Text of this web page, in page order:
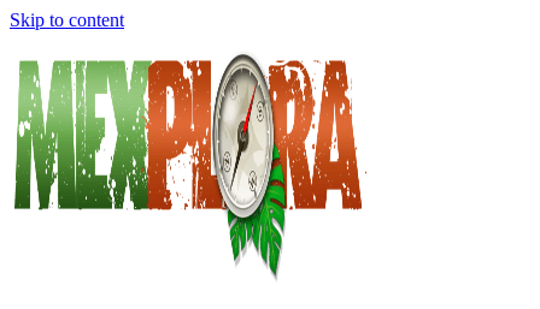
Skip to content